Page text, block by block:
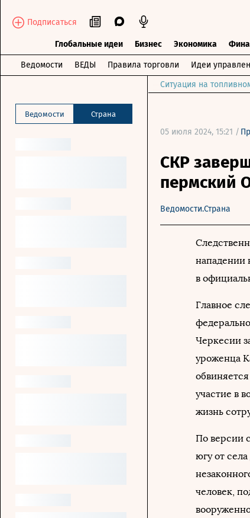
Подписаться
Глобальные идеи Бизнес Экономика
Ведомости ВЕДЫ Правила торговли Идеи
Ведомости Страна
Ситуация на
05 июля 2024, 15:21 /
СКР
пермский
Ведомости.Страна
нападении
в
Главное
Черкесии
уроженца
участие в
жизнь
По версии
югу от
человек,